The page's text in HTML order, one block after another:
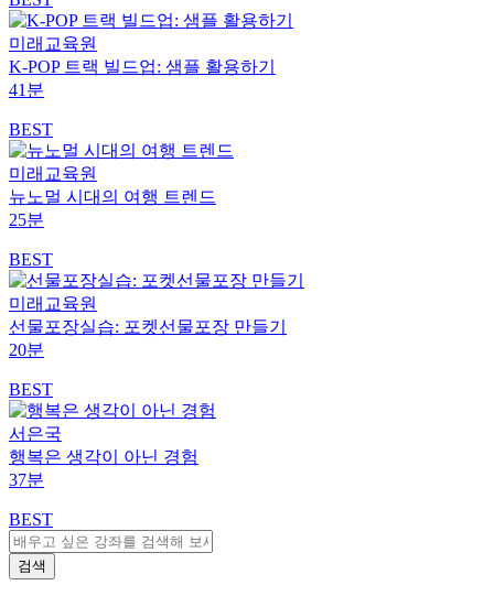
미래교육원
K-POP 트랙 빌드업: 샘플 활용하기
41분
BEST
미래교육원
뉴노멀 시대의 여행 트렌드
25분
BEST
미래교육원
선물포장실습: 포켓선물포장 만들기
20분
BEST
서은국
행복은 생각이 아닌 경험
37분
BEST